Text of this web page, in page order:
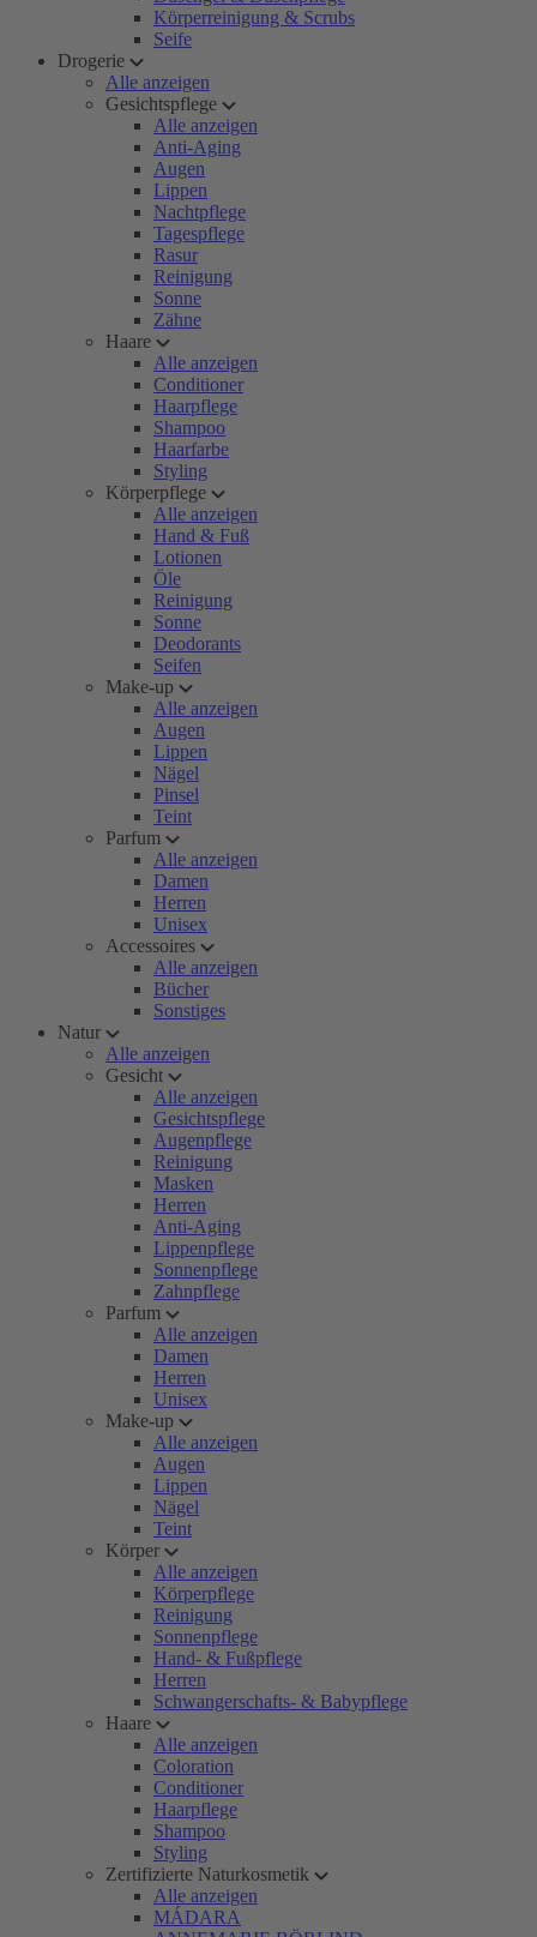
Körperreinigung & Scrubs
Seife
Drogerie
Alle anzeigen
Gesichtspflege
Alle anzeigen
Anti-Aging
Augen
Lippen
Nachtpflege
Tagespflege
Rasur
Reinigung
Sonne
Zähne
Haare
Alle anzeigen
Conditioner
Haarpflege
Shampoo
Haarfarbe
Styling
Körperpflege
Alle anzeigen
Hand & Fuß
Lotionen
Öle
Reinigung
Sonne
Deodorants
Seifen
Make-up
Alle anzeigen
Augen
Lippen
Nägel
Pinsel
Teint
Parfum
Alle anzeigen
Damen
Herren
Unisex
Accessoires
Alle anzeigen
Bücher
Sonstiges
Natur
Alle anzeigen
Gesicht
Alle anzeigen
Gesichtspflege
Augenpflege
Reinigung
Masken
Herren
Anti-Aging
Lippenpflege
Sonnenpflege
Zahnpflege
Parfum
Alle anzeigen
Damen
Herren
Unisex
Make-up
Alle anzeigen
Augen
Lippen
Nägel
Teint
Körper
Alle anzeigen
Körperpflege
Reinigung
Sonnenpflege
Hand- & Fußpflege
Herren
Schwangerschafts- & Babypflege
Haare
Alle anzeigen
Coloration
Conditioner
Haarpflege
Shampoo
Styling
Zertifizierte Naturkosmetik
Alle anzeigen
MÁDARA